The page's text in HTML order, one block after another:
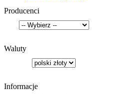
Producenci
Waluty
Informacje